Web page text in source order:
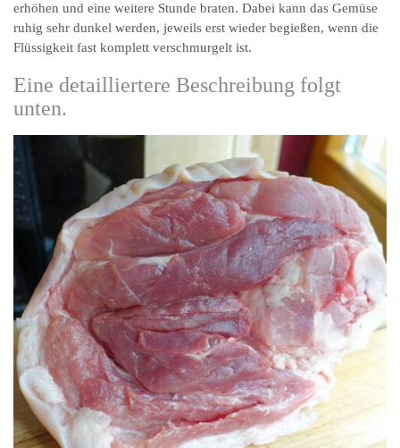
erhöhen und eine weitere Stunde braten. Dabei kann das Gemüse
ruhig sehr dunkel werden, jeweils erst wieder begießen, wenn die
Flüssigkeit fast komplett verschmurgelt ist.
Eine detailliertere Beschreibung folgt
unten.